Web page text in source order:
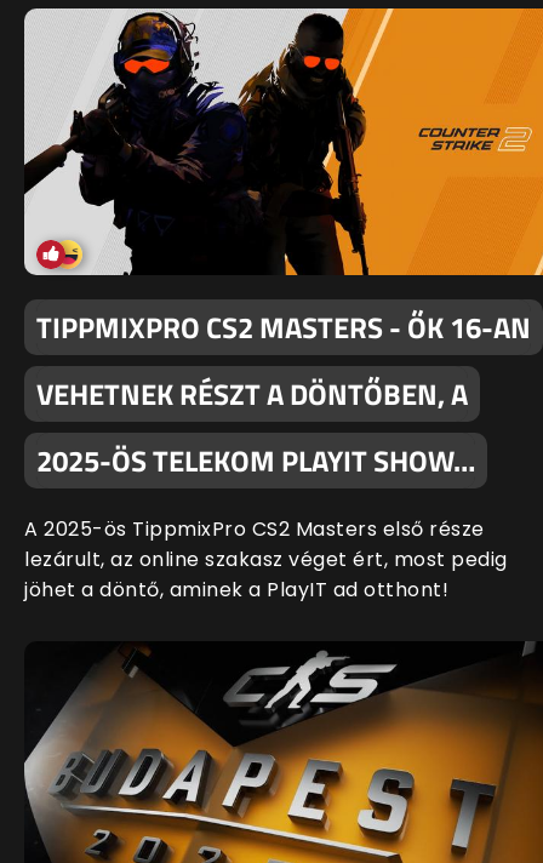
TIPPMIXPRO CS2 MASTERS - ŐK 16-AN
VEHETNEK RÉSZT A DÖNTŐBEN, A
2025-ÖS TELEKOM PLAYIT SHOW…
A 2025-ös TippmixPro CS2 Masters első része
lezárult, az online szakasz véget ért, most pedig
jöhet a döntő, aminek a PlayIT ad otthont!